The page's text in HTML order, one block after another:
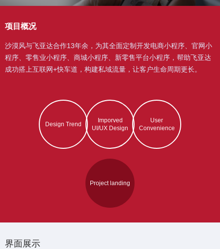
项目概况
沙漠风与飞亚达合作13年余，为其全面定制开发电商小程序、官网小
程序、零售业小程序、商城小程序、新零售平台小程序，帮助飞亚达
成功搭上互联网+快车道，构建私域流量，让客户生命周期更长。
Design Trend
Imporved
UI/UX Design
User
Convenience
Project landing
界面展示